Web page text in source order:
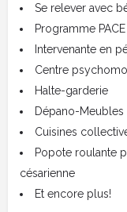
Se relever avec
Programme
Intervenante en
Centre
Halte-garderie
Dépano-Meubles
Cuisines
Popote roulante
césarienne
Et encore plus!